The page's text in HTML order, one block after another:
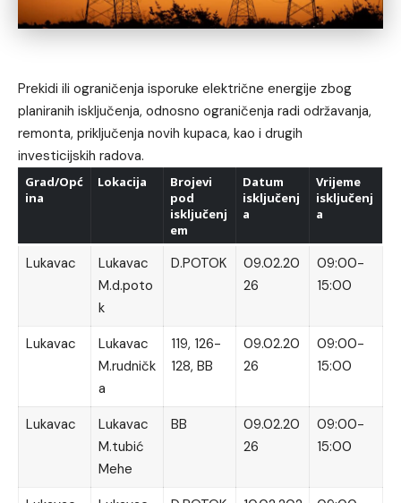
Prekidi ili ograničenja isporuke električne energije zbog
planiranih isključenja, odnosno ograničenja radi održavanja,
remonta, priključenja novih kupaca, kao i drugih
investicijskih radova.
Grad/Opć
ina
Lokacija
Brojevi
pod
isključenj
em
Datum
isključenj
a
Vrijeme
isključenj
a
Lukavac
Lukavac
M.d.poto
k
D.POTOK
09.02.20
26
09:00-
15:00
Lukavac
Lukavac
M.rudničk
a
119, 126-
128, BB
09.02.20
26
09:00-
15:00
Lukavac
Lukavac
M.tubić
Mehe
BB
09.02.20
26
09:00-
15:00